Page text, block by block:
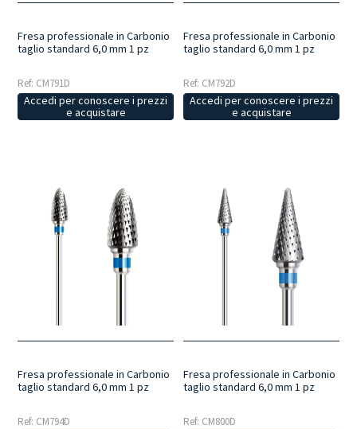
Fresa professionale in Carbonio
taglio standard 6,0 mm 1 pz
Ref: CM791D
Accedi per conoscere i prezzi
e acquistare
Fresa professionale in Carbonio
taglio standard 6,0 mm 1 pz
Ref: CM792D
Accedi per conoscere i prezzi
e acquistare
Fresa professionale in Carbonio
taglio standard 6,0 mm 1 pz
Ref: CM794D
Fresa professionale in Carbonio
taglio standard 6,0 mm 1 pz
Ref: CM800D